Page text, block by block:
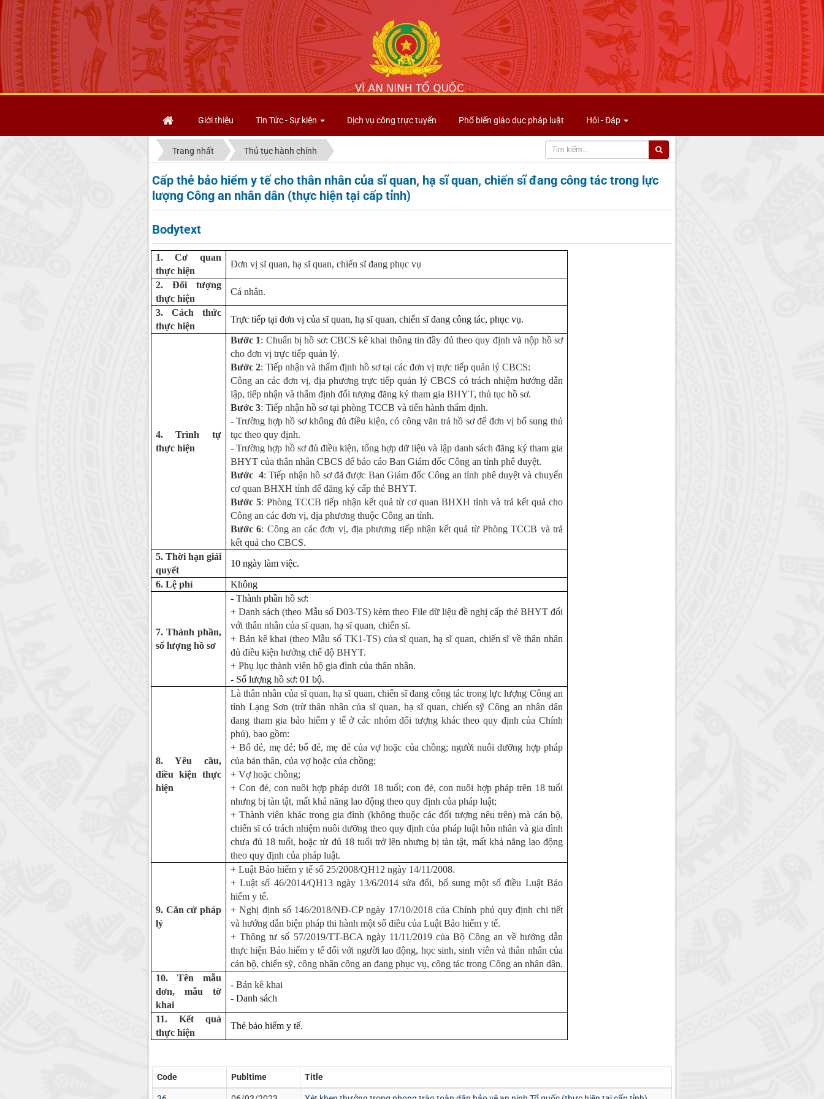
Giới thiệu Tin Tức - Sự kiện Dịch vụ công trực tuyến Phổ biến giáo dục pháp luật Hỏi - Đáp
Trang nhất Thủ tục hành chính
Cấp thẻ bảo hiểm y tế cho thân nhân của sĩ quan, hạ sĩ quan, chiến sĩ đang công tác trong lực
lượng Công an nhân dân (thực hiện tại cấp tỉnh)
Bodytext
1. Cơ quan
thực hiện
Đơn vị sĩ quan, hạ sĩ quan, chiến sĩ đang phục vụ
2. Đối tượng
thực hiện
Cá nhân.
3. Cách thức
thực hiện
Trực tiếp tại đơn vị của sĩ quan, hạ sĩ quan, chiến sĩ đang công tác, phục vụ.
4. Trình tự
thực hiện
Bước 1: Chuẩn bị hồ sơ: CBCS kê khai thông tin đầy đủ theo quy định và nộp hồ sơ
cho đơn vị trực tiếp quản lý.
Bước 2: Tiếp nhận và thẩm định hồ sơ tại các đơn vị trực tiếp quản lý CBCS:
Công an các đơn vị, địa phương trực tiếp quản lý CBCS có trách nhiệm hướng dẫn
lập, tiếp nhận và thẩm định đối tượng đăng ký tham gia BHYT, thủ tục hồ sơ.
Bước 3: Tiếp nhận hồ sơ tại phòng TCCB và tiến hành thẩm định.
- Trường hợp hồ sơ không đủ điều kiện, có công văn trả hồ sơ để đơn vị bổ sung thủ
tục theo quy định.
- Trường hợp hồ sơ đủ điều kiện, tổng hợp dữ liệu và lập danh sách đăng ký tham gia
BHYT của thân nhân CBCS để báo cáo Ban Giám đốc Công an tỉnh phê duyệt.
Bước 4: Tiếp nhận hồ sơ đã được Ban Giám đốc Công an tỉnh phê duyệt và chuyển
cơ quan BHXH tỉnh để đăng ký cấp thẻ BHYT.
Bước 5: Phòng TCCB tiếp nhận kết quả từ cơ quan BHXH tỉnh và trả kết quả cho
Công an các đơn vị, địa phương thuộc Công an tỉnh.
Bước 6: Công an các đơn vị, địa phương tiếp nhận kết quả từ Phòng TCCB và trả
kết quả cho CBCS.
5. Thời hạn giải
quyết
10 ngày làm việc.
6. Lệ phí
Không
7. Thành phần,
số lượng hồ sơ
- Thành phần hồ sơ:
+ Danh sách (theo Mẫu số D03-TS) kèm theo File dữ liệu đề nghị cấp thẻ BHYT đối
với thân nhân của sĩ quan, hạ sĩ quan, chiến sĩ.
+ Bản kê khai (theo Mẫu số TK1-TS) của sĩ quan, hạ sĩ quan, chiến sĩ về thân nhân
đủ điều kiện hưởng chế độ BHYT.
+ Phụ lục thành viên hộ gia đình của thân nhân.
- Số lượng hồ sơ: 01 bộ.
8. Yêu cầu,
điều kiện thực
hiện
Là thân nhân của sĩ quan, hạ sĩ quan, chiến sĩ đang công tác trong lực lượng Công an
tỉnh Lạng Sơn (trừ thân nhân của sĩ quan, hạ sĩ quan, chiến sỹ Công an nhân dân
đang tham gia bảo hiểm y tế ở các nhóm đối tượng khác theo quy định của Chính
phủ), bao gồm:
+ Bố đẻ, mẹ đẻ; bố đẻ, mẹ đẻ của vợ hoặc của chồng; người nuôi dưỡng hợp pháp
của bản thân, của vợ hoặc của chồng;
+ Vợ hoặc chồng;
+ Con đẻ, con nuôi hợp pháp dưới 18 tuổi; con đẻ, con nuôi hợp pháp trên 18 tuổi
nhưng bị tàn tật, mất khả năng lao động theo quy định của pháp luật;
+ Thành viên khác trong gia đình (không thuộc các đối tượng nêu trên) mà cán bộ,
chiến sĩ có trách nhiệm nuôi dưỡng theo quy định của pháp luật hôn nhân và gia đình
chưa đủ 18 tuổi, hoặc từ đủ 18 tuổi trở lên nhưng bị tàn tật, mất khả năng lao động
theo quy định của pháp luật.
9. Căn cứ pháp
lý
+ Luật Bảo hiểm y tế số 25/2008/QH12 ngày 14/11/2008.
+ Luật số 46/2014/QH13 ngày 13/6/2014 sửa đổi, bổ sung một số điều Luật Bảo
hiểm y tế.
+ Nghị định số 146/2018/NĐ-CP ngày 17/10/2018 của Chính phủ quy định chi tiết
và hướng dẫn biện pháp thi hành một số điều của Luật Bảo hiểm y tế.
+ Thông tư số 57/2019/TT-BCA ngày 11/11/2019 của Bộ Công an về hướng dẫn
thực hiện Bảo hiểm y tế đối với người lao động, học sinh, sinh viên và thân nhân của
cán bộ, chiến sỹ, công nhân công an đang phục vụ, công tác trong Công an nhân dân.
10. Tên mẫu
đơn, mẫu tờ
khai
- Bản kê khai
- Danh sách
11. Kết quả
thực hiện
Thẻ bảo hiểm y tế.
Code Publtime Title